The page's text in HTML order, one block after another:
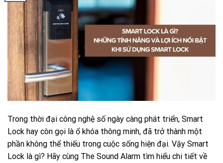
Trong thời đại công nghệ số ngày càng phát triển, Smart
Lock hay còn gọi là ổ khóa thông minh, đã trở thành một
phần không thể thiếu trong cuộc sống hiện đại. Vậy Smart
Lock là gì? Hãy cùng The Sound Alarm tìm hiểu chi tiết về